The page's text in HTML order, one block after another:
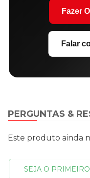
Fazer
Falar
PERGUNTAS &
Este produto ainda
SEJA O